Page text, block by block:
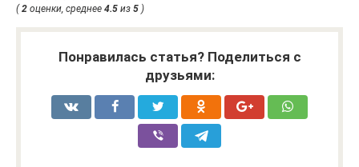
( 2 оценки, среднее 4.5 из 5 )
Понравилась статья? Поделиться с
друзьями: